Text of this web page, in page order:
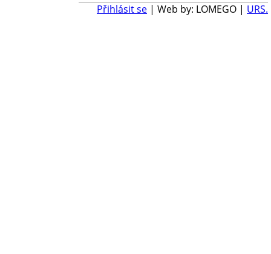
Přihlásit se | Web by: LOMEGO | URS.